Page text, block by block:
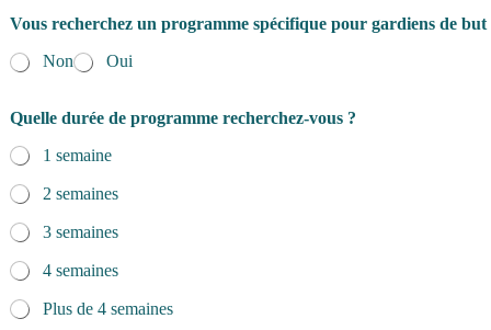
Vous recherchez un programme spécifique pour gardiens de but
Non
Oui
Quelle durée de programme recherchez-vous ?
1 semaine
2 semaines
3 semaines
4 semaines
Plus de 4 semaines